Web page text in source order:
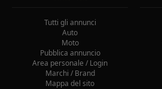
Tutti gli annunci
Auto
Moto
Pubblica annuncio
Area personale / Login
Marchi / Brand
Mappa del sito